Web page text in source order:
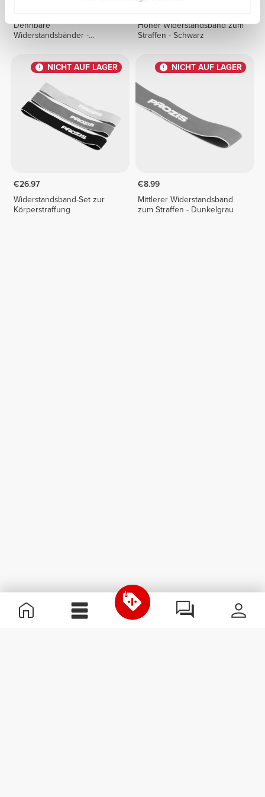
Dehnbare
Widerstandsbänder -
Hoher Widerstandsband zum
Straffen - Schwarz
NICHT AUF LAGER
€26.97
Widerstandsband-Set zur
Körperstraffung
NICHT AUF LAGER
€8.99
Mittlerer Widerstandsband
zum Straffen - Dunkelgrau